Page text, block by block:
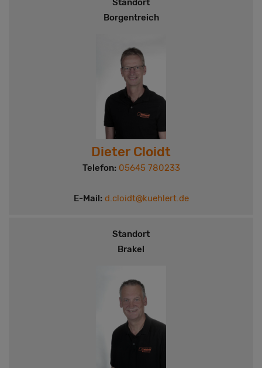
Standort
Borgentreich
Dieter Cloidt
Telefon: 05645 780233
E-Mail: d.cloidt@kuehlert.de
Standort
Brakel